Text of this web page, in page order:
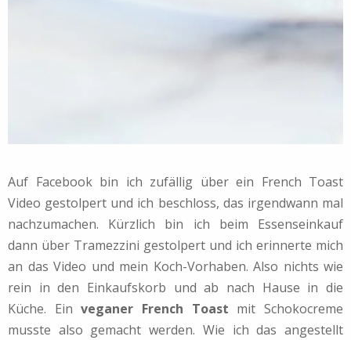
Auf Facebook bin ich zufällig über ein French Toast
Video gestolpert und ich beschloss, das irgendwann mal
nachzumachen. Kürzlich bin ich beim Essenseinkauf
dann über Tramezzini gestolpert und ich erinnerte mich
an das Video und mein Koch-Vorhaben. Also nichts wie
rein in den Einkaufskorb und ab nach Hause in die
Küche. Einveganer French Toast mit Schokocreme
musste also gemacht werden. Wie ich das angestellt